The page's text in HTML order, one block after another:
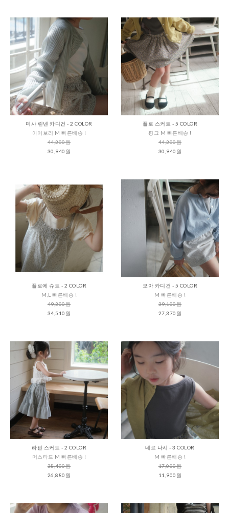
미샤 린넨 카디건 - 2 COLOR
아이보리 M 빠른배송 !
44,200원
30,940원
플로 스커트 - 5 COLOR
핑크 M 빠른배송 !
44,200원
30,940원
플로에 슈트 - 2 COLOR
M,L 빠른배송 !
49,300원
34,510원
모아 카디건 - 5 COLOR
M 빠른배송 !
39,100원
27,370원
라핀 스커트 - 2 COLOR
머스타드 M 빠른배송 !
38,400원
26,880원
네르 나시 - 3 COLOR
M 빠른배송 !
17,000원
11,900원